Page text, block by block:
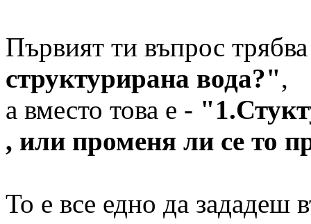
Първият ти въпрос
структурирана вода?",
а вместо това е -
, или променя ли се то
То е все едно да зададеш